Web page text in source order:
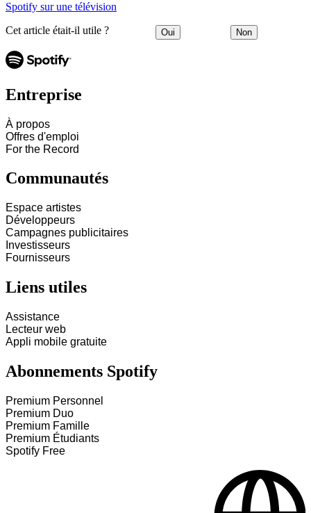
Spotify sur une télévision
Cet article était-il utile ? Oui Non
Entreprise
À propos
Offres d'emploi
For the Record
Communautés
Espace artistes
Développeurs
Campagnes publicitaires
Investisseurs
Fournisseurs
Liens utiles
Assistance
Lecteur web
Appli mobile gratuite
Abonnements Spotify
Premium Personnel
Premium Duo
Premium Famille
Premium Étudiants
Spotify Free